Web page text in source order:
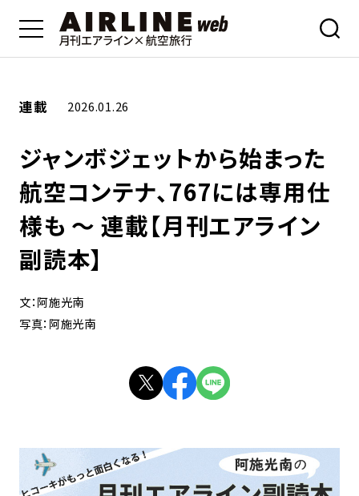
連載 2026.01.26
ジャンボジェットから始まった
航空コンテナ、767には専用仕
様も ～ 連載【月刊エアライン
副読本】
文：阿施光南
写真：阿施光南